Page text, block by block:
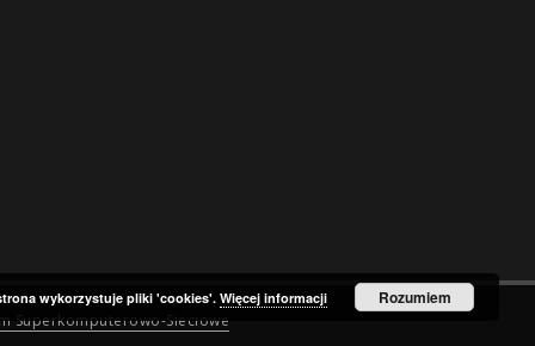
Superkomputerowo-Sieciowe
wykorzystuje pliki 'cookies'.Więcej informacji Rozumiem